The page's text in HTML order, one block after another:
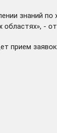
знаний
-
прием